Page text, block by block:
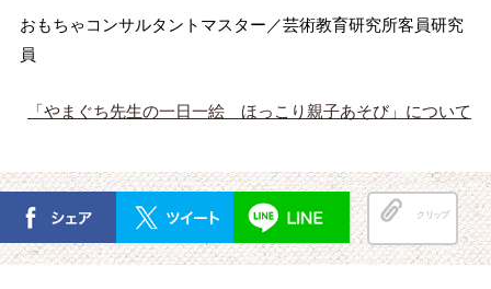
おもちゃコンサルタントマスター／芸術教育研究所客員研究
員
「やまぐち先生の一日一絵 ほっこり親子あそび」について
クリップ